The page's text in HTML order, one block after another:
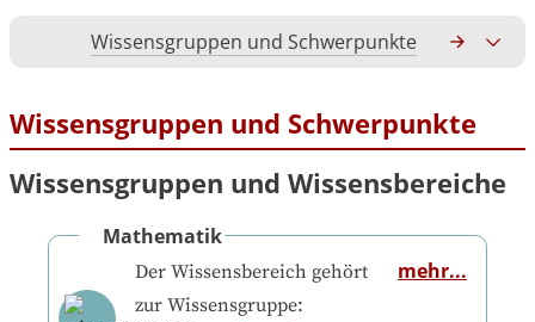
Wissensgruppen und Schwerpunkte
Wissensgruppen und Schwerpunkte
Wissensgruppen und Wissensbereiche
Mathematik
Der Wissensbereich gehört
zur Wissensgruppe:
mehr...